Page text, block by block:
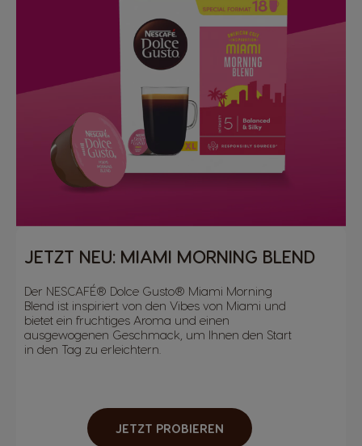
JETZT NEU: MIAMI MORNING BLEND
Der NESCAFÉ® Dolce Gusto® Miami Morning
Blend ist inspiriert von den Vibes von Miami und
bietet ein fruchtiges Aroma und einen
ausgewogenen Geschmack, um Ihnen den Start
in den Tag zu erleichtern.
JETZT PROBIEREN